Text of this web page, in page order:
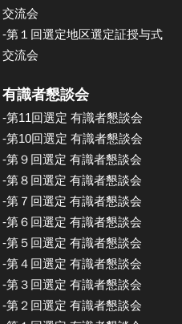
交流会
-第１回選定地区選定証授与式
交流会
有識者懇談会
-第11回選定 有識者懇談会
-第10回選定 有識者懇談会
-第９回選定 有識者懇談会
-第８回選定 有識者懇談会
-第７回選定 有識者懇談会
-第６回選定 有識者懇談会
-第５回選定 有識者懇談会
-第４回選定 有識者懇談会
-第３回選定 有識者懇談会
-第２回選定 有識者懇談会